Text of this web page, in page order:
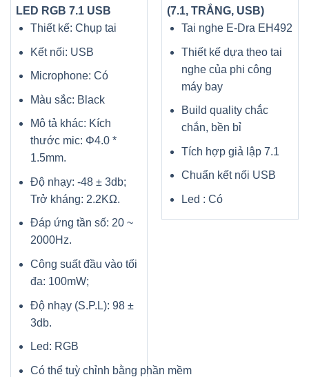
LED RGB 7.1 USB
Thiết kế: Chụp tai
Kết nối: USB
Microphone: Có
Màu sắc: Black
Mô tả khác: Kích
thước mic: Φ4.0 *
1.5mm.
Độ nhạy: -48 ± 3db;
Trở kháng: 2.2KΩ.
Đáp ứng tần số: 20 ~
2000Hz.
Công suất đầu vào tối
đa: 100mW;
Độ nhạy (S.P.L): 98 ±
3db.
Led: RGB
Có thể tuỳ chỉnh bằng phần mềm
(7.1, TRẮNG, USB)
Tai nghe E-Dra EH492
Thiết kế dựa theo tai
nghe của phi công
máy bay
Build quality chắc
chắn, bền bỉ
Tích hợp giả lập 7.1
Chuẩn kết nối USB
Led : Có